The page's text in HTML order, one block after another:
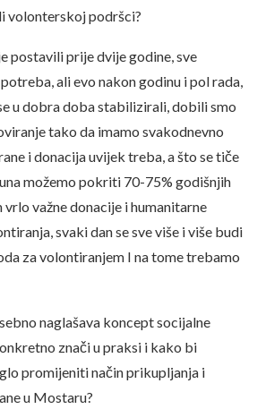
volonterskoj podršci?
postavili prije dvije godine, sve
ali evo nakon godinu i pol rada,
u dobra doba stabilizirali, dobili smo
tako da imamo svakodnevno
i donacija uvijek treba, a što se tiče
možemo pokriti 70-75% godišnjih
važne donacije i humanitarne
svaki dan se sve više i više budi
za volontiranjem I na tome trebamo
naglašava koncept socijalne
znači u praksi i kako bi
promijeniti način prikupljanja i
u Mostaru?